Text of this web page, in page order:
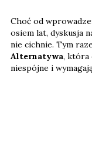
Choć od
osiem lat, dyskusja
nie cichnie. Tym
Alternatywa, która
niespójne i